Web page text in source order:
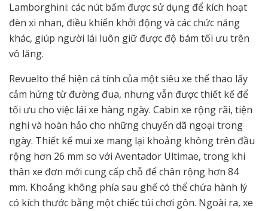
Lamborghini: các nút bấm được sử dụng để kích hoạt
đèn xi nhan, điều khiển khởi động và các chức năng
khác, giúp người lái luôn giữ được độ bám tối ưu trên
vô lăng.
Revuelto thể hiện cá tính của một siêu xe thể thao lấy
cảm hứng từ đường đua, nhưng vẫn được thiết kế để
tối ưu cho việc lái xe hàng ngày. Cabin xe rộng rãi, tiện
nghi và hoàn hảo cho những chuyến dã ngoại trong
ngày. Thiết kế mui xe mang lại khoảng không trên đầu
rộng hơn 26 mm so với Aventador Ultimae, trong khi
thân xe đơn mới cung cấp chỗ để chân rộng hơn 84
mm. Khoảng không phía sau ghế có thể chứa hành lý
có kích thước bằng một chiếc túi chơi gôn. Ngoài ra, xe